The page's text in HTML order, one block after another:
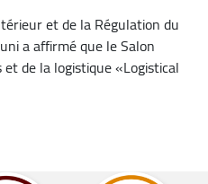
et de la Régulation du
a affirmé que le Salon
de la logistique «Logistical